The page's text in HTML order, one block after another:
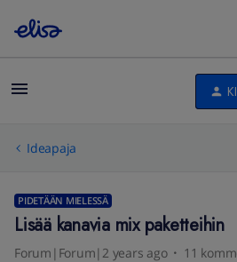
Ideapaja
PIDETÄÄN MIELESSÄ
Lisää kanavia mix paketteihin
Forum|Forum|2 years ago 11